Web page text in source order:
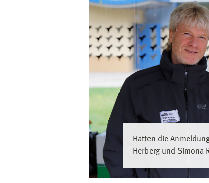
Hatten die
Herberg und Simona